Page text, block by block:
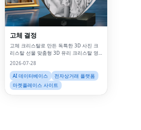
고체 결정
고체 크리스탈로 만든 독특한 3D 사진 크
리스탈 선물 맞춤형 3D 유리 크리스탈 영
국 고체 크리스탈
2026-07-28
AI 데이터베이스
전자상거래 플랫폼
마켓플레이스 사이트